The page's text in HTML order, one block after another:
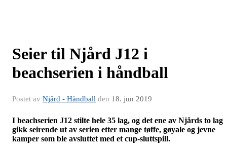
Seier til Njård J12 i
beachserien i håndball
Postet av Njård - Håndball den 18. jun 2019
I beachserien J12 stilte hele 35 lag, og det ene av Njårds to lag
gikk seirende ut av serien etter mange tøffe, gøyale og jevne
kamper som ble avsluttet med et cup-sluttspill.